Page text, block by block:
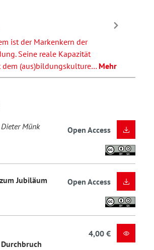
ist der Markenkern der
Seine reale Kapazität
(aus)bildungskulture… Mehr
Münk
Open Access
Jubiläum Open Access
4,00 €